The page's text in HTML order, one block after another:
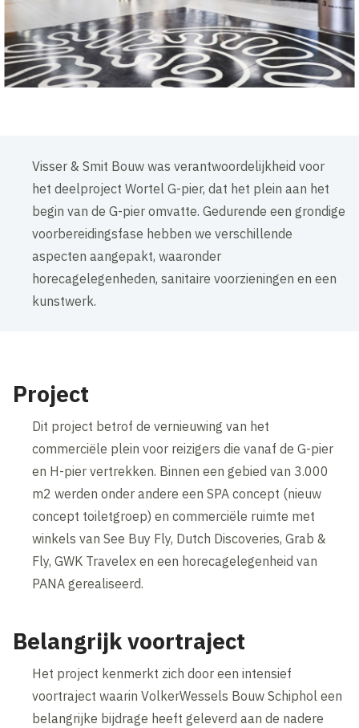
Visser & Smit Bouw was verantwoordelijkheid voor
het deelproject Wortel G-pier, dat het plein aan het
begin van de G-pier omvatte. Gedurende een grondige
voorbereidingsfase hebben we verschillende
aspecten aangepakt, waaronder
horecagelegenheden, sanitaire voorzieningen en een
kunstwerk.
Project
Dit project betrof de vernieuwing van het
commerciële plein voor reizigers die vanaf de G-pier
en H-pier vertrekken. Binnen een gebied van 3.000
m2 werden onder andere een SPA concept (nieuw
concept toiletgroep) en commerciële ruimte met
winkels van See Buy Fly, Dutch Discoveries, Grab &
Fly, GWK Travelex en een horecagelegenheid van
PANA gerealiseerd.
Belangrijk voortraject
Het project kenmerkt zich door een intensief
voortraject waarin VolkerWessels Bouw Schiphol een
belangrijke bijdrage heeft geleverd aan de nadere